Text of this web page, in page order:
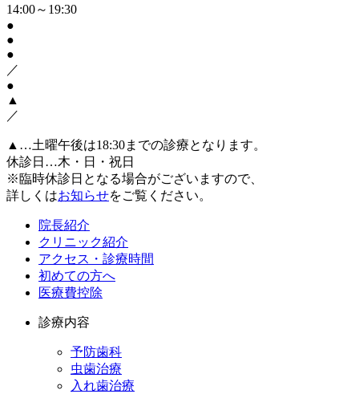
14:00～19:30
●
●
●
／
●
▲
／
▲…土曜午後は18:30までの診療となります。
休診日…木・日・祝日
※臨時休診日となる場合がございますので、
詳しくはお知らせをご覧ください。
院長紹介
クリニック紹介
アクセス・診療時間
初めての方へ
医療費控除
診療内容
予防歯科
虫歯治療
入れ歯治療